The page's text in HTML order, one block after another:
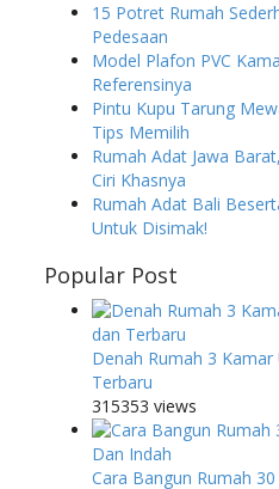
15 Potret Rumah
Pedesaan
Model Plafon PVC
Referensinya
Pintu Kupu Tarung
Tips Memilih
Rumah Adat Jawa
Ciri Khasnya
Rumah Adat Bali
Untuk Disimak!
Popular Post
Denah Rumah 3
Terbaru
315353 views
Cara Bangun Rumah